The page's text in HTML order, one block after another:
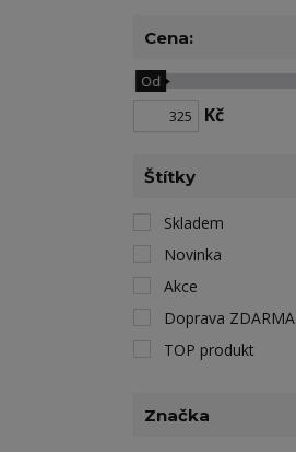
Cena:
Kč
Od
Štítky
Skladem
Novinka
Akce
Doprava ZDARMA
TOP produkt
Značka